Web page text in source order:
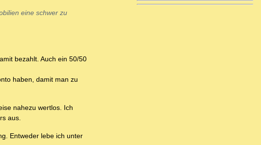
eine schwer zu
bezahlt. Auch ein 50/50
haben, damit man zu
nahezu wertlos. Ich
aus.
Entweder lebe ich unter